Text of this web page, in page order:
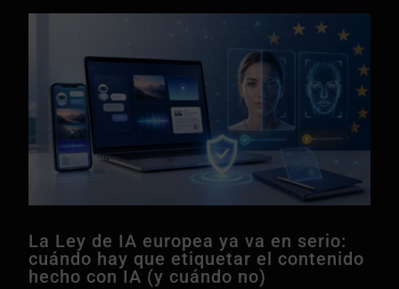
La Ley de IA europea ya va en serio:
cuándo hay que etiquetar el contenido
hecho con IA (y cuándo no)